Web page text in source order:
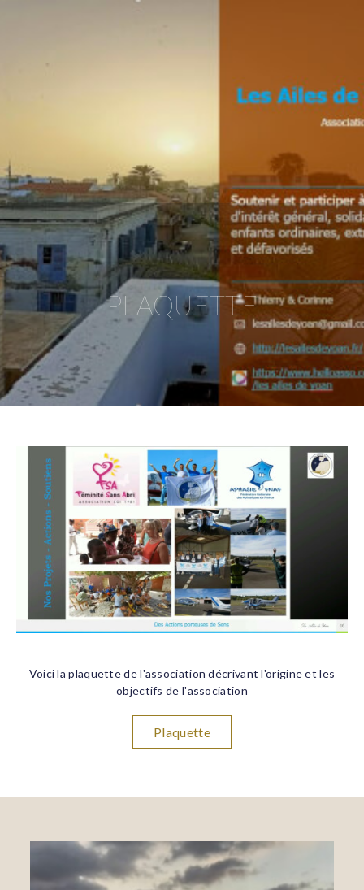
PLAQUETTE
Voici la plaquette de l'association décrivant l'origine et les
objectifs de l'association
Plaquette